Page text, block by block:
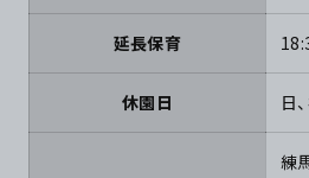
延長保育
休園日 日
練